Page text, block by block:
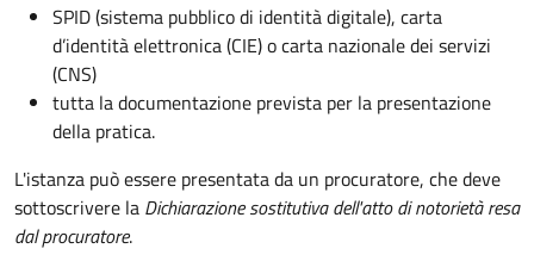
SPID (sistema pubblico di identità digitale), carta
d’identità elettronica (CIE) o carta nazionale dei servizi
(CNS)
tutta la documentazione prevista per la presentazione
della pratica.
L'istanza può essere presentata da un procuratore, che deve
sottoscrivere la Dichiarazione sostitutiva dell'atto di notorietà resa
dal procuratore.